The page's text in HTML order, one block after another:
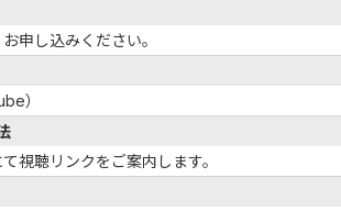
申し込みください。
）
視聴リンクをご案内します。